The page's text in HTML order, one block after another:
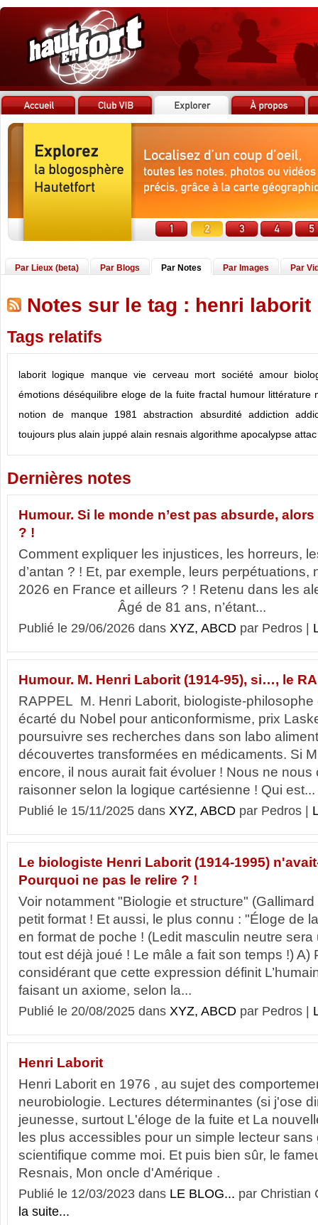
Par Lieux (beta) Par Blogs Par Notes Par Images Par
Notes sur le tag : henri laborit
Tags relatifs
laborit logique manque vie cerveau mort société amour
émotions déséquilibre eloge de la fuite fractal humour littérature
notion de manque
1981 abstraction absurdité addiction
toujours plus alain juppé alain resnais algorithme apocalypse attac
Dernières notes
Humour. Si le monde n’est pas absurde,
? !
Comment expliquer les injustices, les horreurs,
d’antan ? ! Et, par exemple, leurs perpétuations,
2026 en France et ailleurs ? ! Retenu dans
Âgé de 81 ans, n’étant...
Publié le 29/06/2026 dans XYZ, ABCD par Pedros |
Humour. M. Henri Laborit (1914-95), si…, le
RAPPEL M. Henri Laborit, biologiste-
écarté du Nobel pour anticonformisme, prix
poursuivre ses recherches dans son labo
découvertes transformées en médicaments. Si
encore, il nous aurait fait évoluer ! Nous ne
raisonner selon la logique cartésienne ! Qui est...
Publié le 15/11/2025 dans XYZ, ABCD par Pedros |
Le biologiste Henri Laborit (1914-1995)
Pourquoi ne pas le relire ? !
Voir notamment "Biologie et structure"
petit format ! Et aussi, le plus connu : "Éloge de
en format de poche ! (Ledit masculin neutre sera
tout est déjà joué ! Le mâle a fait son temps !) A)
considérant que cette expression définit
faisant un axiome, selon la...
Publié le 20/08/2025 dans XYZ, ABCD par Pedros |
Henri Laborit
Henri Laborit en 1976 , au sujet des
neurobiologie. Lectures déterminantes (si j'ose
jeunesse, surtout L'éloge de la fuite et La
les plus accessibles pour un simple lecteur sans
scientifique comme moi. Et puis bien sûr, le
Resnais, Mon oncle d'Amérique .
Publié le 12/03/2023 dans LE BLOG... par Christian
la suite...